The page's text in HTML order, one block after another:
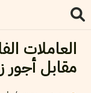
العاملات
مقابل أجور